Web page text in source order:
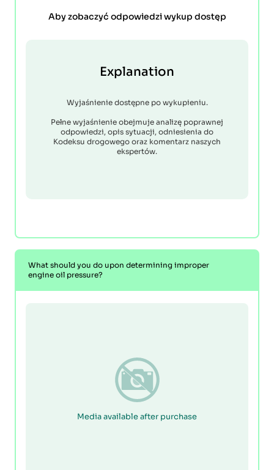
Aby zobaczyć odpowiedzi wykup dostęp
Explanation
Wyjaśnienie dostępne po wykupieniu.
Pełne wyjaśnienie obejmuje analizę poprawnej
odpowiedzi, opis sytuacji, odniesienia do
Kodeksu drogowego oraz komentarz naszych
ekspertów.
What should you do upon determining improper
engine oil pressure?
Media available after purchase